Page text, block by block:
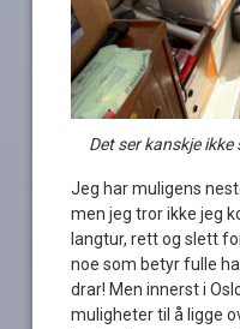
Det ser kanskje
Jeg har muligens
men jeg tror ikke jeg
langtur, rett og slett
noe som betyr fulle
drar! Men innerst i
muligheter til å ligge